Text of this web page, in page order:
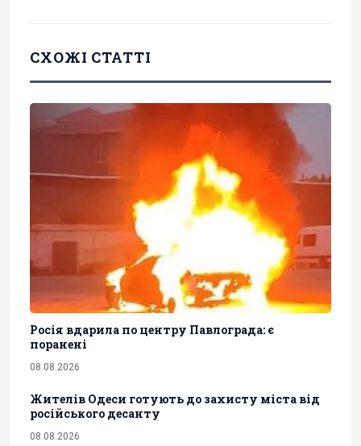
СХОЖІ СТАТТІ
Росія вдарила по центру Павлограда: є
поранені
08.08.2026
Жителів Одеси готують до захисту міста від
російського десанту
08.08.2026